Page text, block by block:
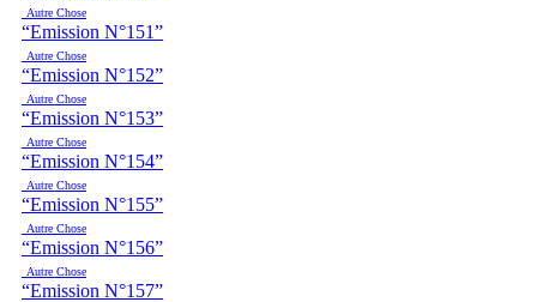
Autre Chose
“Emission N°151”
Autre Chose
“Emission N°152”
Autre Chose
“Emission N°153”
Autre Chose
“Emission N°154”
Autre Chose
“Emission N°155”
Autre Chose
“Emission N°156”
Autre Chose
“Emission N°157”